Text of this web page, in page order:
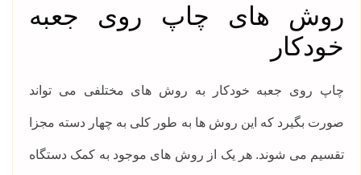
روش های چاپ روی جعبه
خودکار
چاپ روی جعبه خودکار به روش های مختلفی می تواند
صورت بگیرد که این روش ها به طور کلی به چهار دسته مجزا
تقسیم می شوند. هر یک از روش های موجود به کمک دستگاه